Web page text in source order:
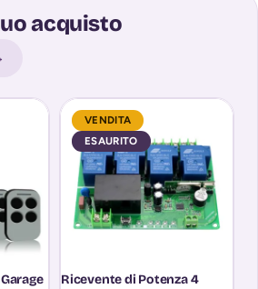
acquisto
VENDITA
ESAURITO
Ricevente di Potenza 4